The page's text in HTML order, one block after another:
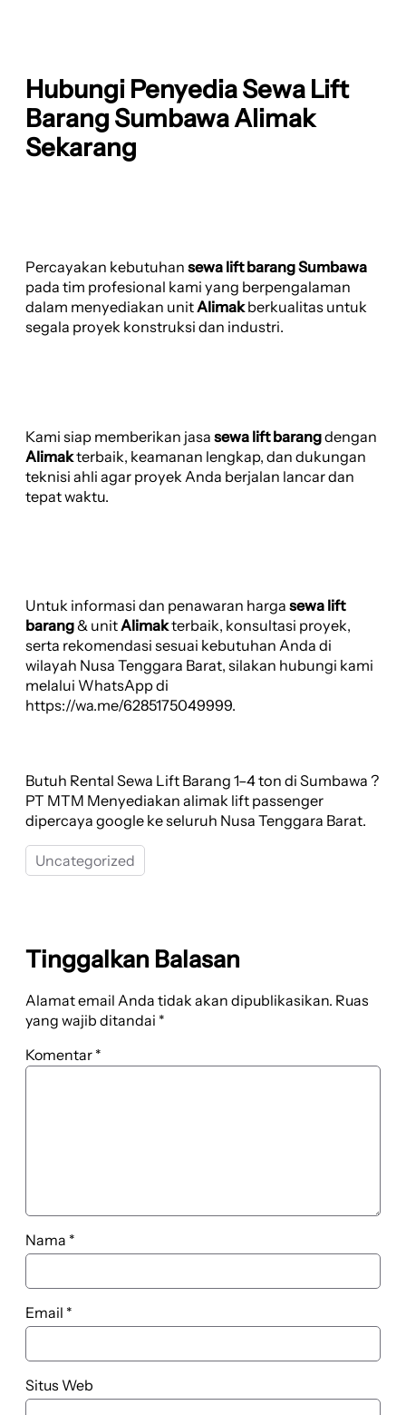
Hubungi Penyedia Sewa Lift
Barang Sumbawa Alimak
Sekarang
Percayakan kebutuhan sewa lift barang Sumbawa
pada tim profesional kami yang berpengalaman
dalam menyediakan unitAlimakberkualitas untuk
segala proyek konstruksi dan industri.
Kami siap memberikan jasa sewa lift barangdengan
Alimakterbaik, keamanan lengkap, dan dukungan
teknisi ahli agar proyek Anda berjalan lancar dan
tepat waktu.
Untuk informasi dan penawaran harga sewa lift
barang& unitAlimakterbaik, konsultasi proyek,
serta rekomendasi sesuai kebutuhan Anda di
wilayah Nusa Tenggara Barat, silakan hubungi kami
melalui WhatsApp di
https://wa.me/6285175049999.
Butuh Rental Sewa Lift Barang 1–4 ton di Sumbawa ?
PT MTM Menyediakan alimak lift passenger
dipercaya google ke seluruh Nusa Tenggara Barat.
Uncategorized
Tinggalkan Balasan
Alamat email Anda tidak akan dipublikasikan. Ruas
yang wajib ditandai *
Komentar *
Nama *
Email *
Situs Web